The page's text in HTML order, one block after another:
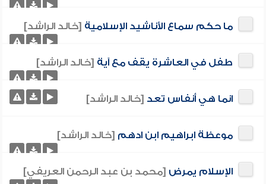
ما حكم سماع الأناشيد الإسلامية [خالد الراشد]
طفل في العاشرة يقف مع آية [خالد الراشد]
انما هي أنفاس تعد [خالد الراشد]
موعظة ابراهيم ابن ادهم [خالد الراشد]
الإسلام يمرض [محمد بن عبد الرحمن العريفي]